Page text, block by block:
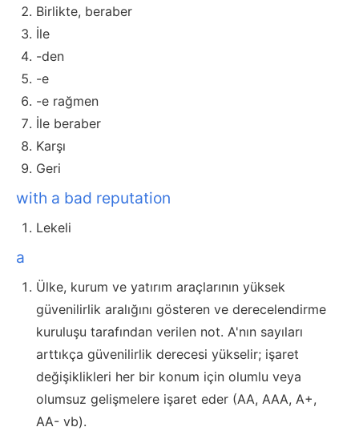
Birlikte, beraber
İle
-den
-e
-e rağmen
İle beraber
Karşı
Geri
with a bad reputation
Lekeli
a
Ülke, kurum ve yatırım araçlarının yüksek
güvenilirlik aralığını gösteren ve derecelendirme
kuruluşu tarafından verilen not. A'nın sayıları
arttıkça güvenilirlik derecesi yükselir; işaret
değişiklikleri her bir konum için olumlu veya
olumsuz gelişmelere işaret eder (AA, AAA, A+,
AA- vb).